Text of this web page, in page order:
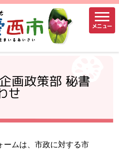
メニュー
画政策部 秘書
せ
ームは、市政に対する市